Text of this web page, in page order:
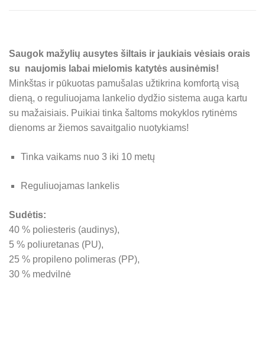
Saugok mažylių ausytes šiltais ir jaukiais vėsiais orais
su naujomis labai mielomis katytės ausinėmis!
Minkštas ir pūkuotas pamušalas užtikrina komfortą visą
dieną, o reguliuojama lankelio dydžio sistema auga kartu
su mažaisiais. Puikiai tinka šaltoms mokyklos rytinėms
dienoms ar žiemos savaitgalio nuotykiams!
Tinka vaikams nuo 3 iki 10 metų
Reguliuojamas lankelis
Sudėtis:
40 % poliesteris (audinys),
5 % poliuretanas (PU),
25 % propileno polimeras (PP),
30 % medvilnė